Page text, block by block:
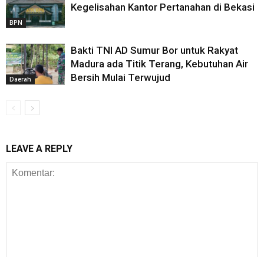
BPN
Kegelisahan Kantor Pertanahan di Bekasi
Daerah
Bakti TNI AD Sumur Bor untuk Rakyat
Madura ada Titik Terang, Kebutuhan Air
Bersih Mulai Terwujud
LEAVE A REPLY